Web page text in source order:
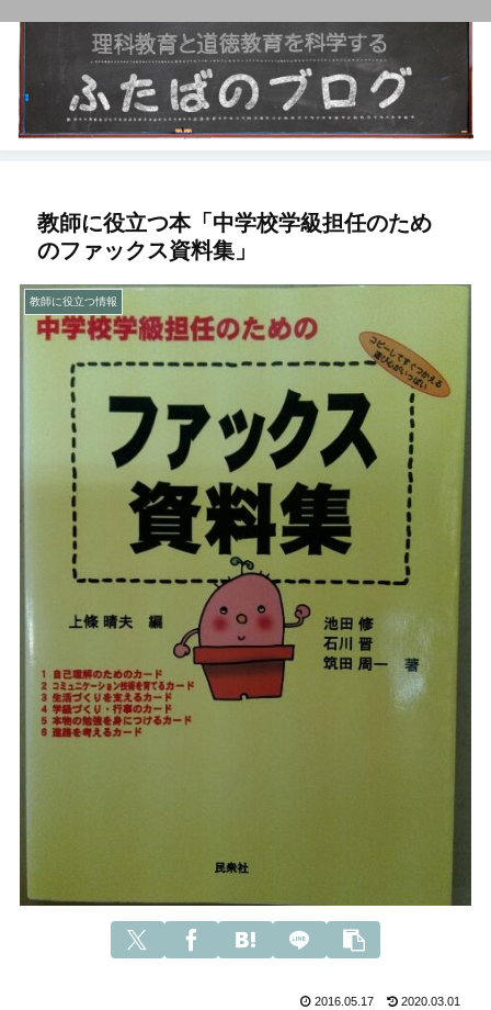
教師に役立つ本「中学校学級担任のため
のファックス資料集」
教師に役立つ情報
2016.05.17 2020.03.01